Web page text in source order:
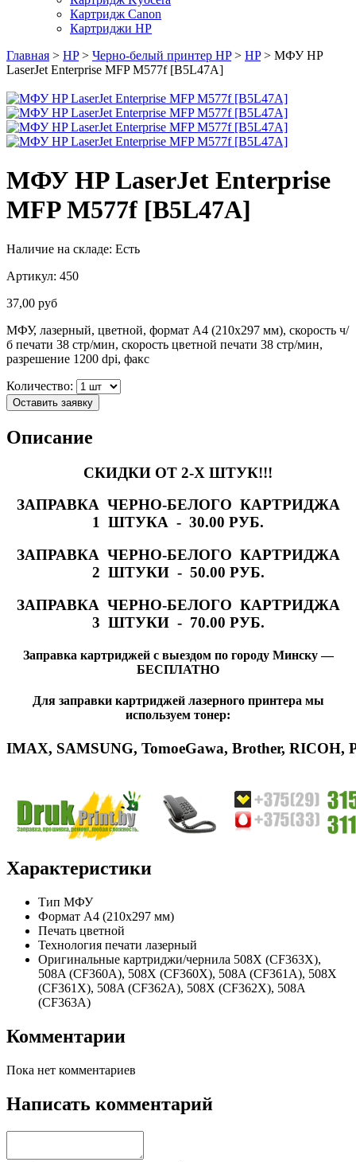
Картридж Canon
Картриджи HP
Главная > HP> Черно-белый принтер HP> HP> МФУ HP
LaserJet Enterprise MFP M577f [B5L47A]
МФУ HP LaserJet Enterprise
MFP M577f [B5L47A]
Наличие на складе: Есть
Артикул: 450
37,00 руб
МФУ, лазерный, цветной, формат A4 (210x297 мм), скорость ч/
б печати 38 стр/мин, скорость цветной печати 38 стр/мин,
разрешение 1200 dpi, факс
Количество:
Оставить заявку
Описание
СКИДКИ ОТ 2-Х ШТУК!!!
ЗАПРАВКА ЧЕРНО-БЕЛОГО КАРТРИДЖА
1 ШТУКА - 30.00 РУБ.
ЗАПРАВКА ЧЕРНО-БЕЛОГО КАРТРИДЖА
2 ШТУКИ - 50.00 РУБ.
ЗАПРАВКА ЧЕРНО-БЕЛОГО КАРТРИДЖА
3 ШТУКИ - 70.00 РУБ.
Заправка картриджей с выездом по городу Минску —
БЕСПЛАТНО
Для заправки картриджей лазерного принтера мы
используем тонер:
IMAX, SAMSUNG, TomoeGawa, Brother, RICOH,
Характеристики
Тип МФУ
Формат A4 (210x297 мм)
Печать цветной
Технология печати лазерный
Оригинальные картриджи/чернила 508X (CF363X),
508A (CF360A), 508X (CF360X), 508A (CF361A), 508X
(CF361X), 508A (CF362A), 508X (CF362X), 508A
(CF363A)
Комментарии
Пока нет комментариев
Написать комментарий